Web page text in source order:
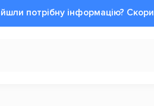
потрібну інформацію?